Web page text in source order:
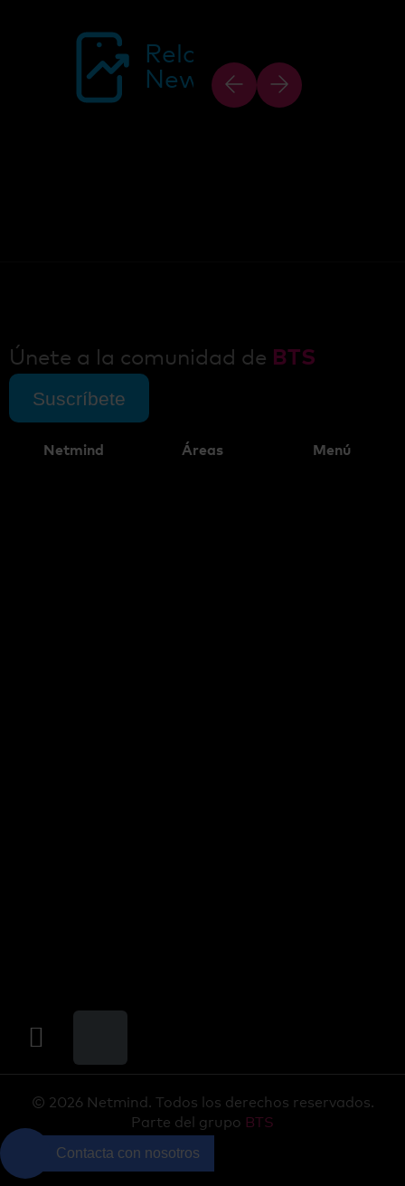
Related
News
Únete a la comunidad de BTS
Suscríbete
Netmind Áreas Menú
© 2026 Netmind. Todos los derechos reservados.
Parte del grupo BTS
Contacta con nosotros